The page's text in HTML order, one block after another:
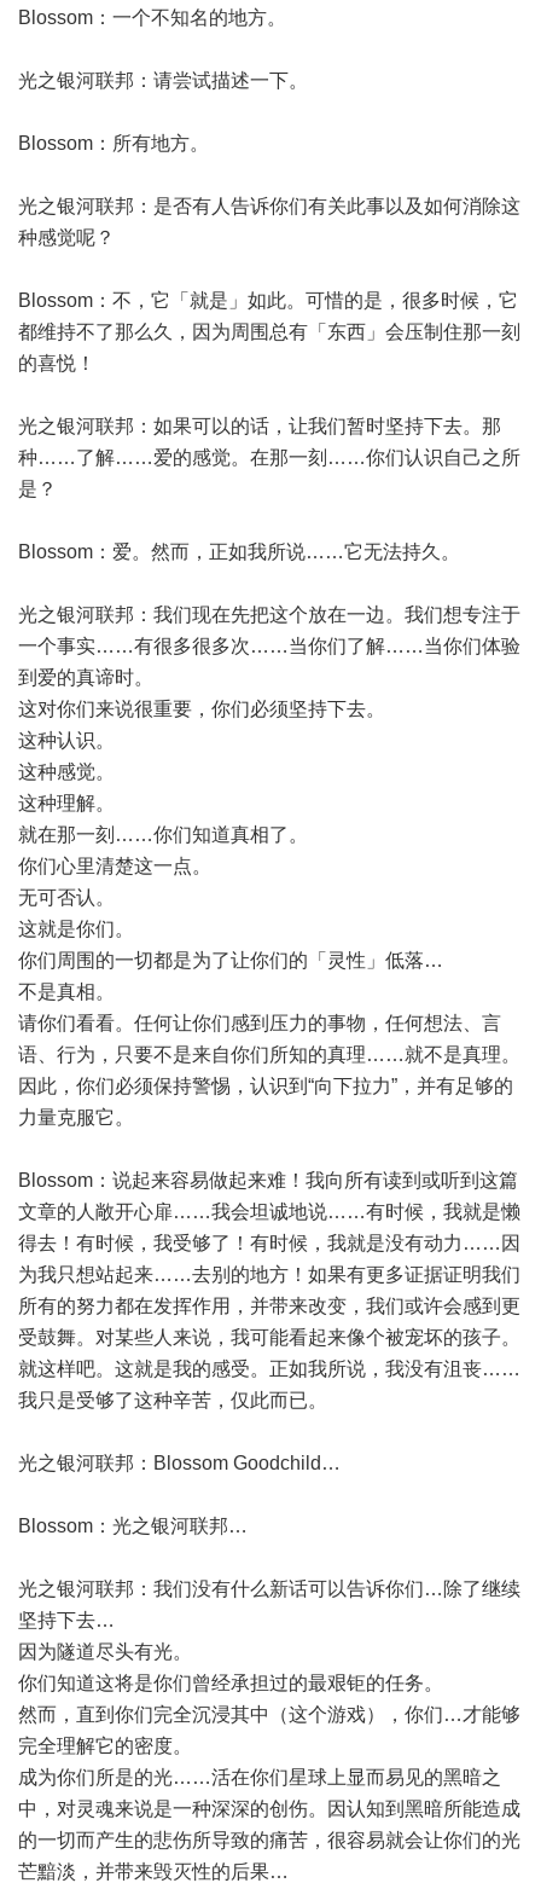
Blossom：一个不知名的地方。
光之银河联邦：请尝试描述一下。
Blossom：所有地方。
光之银河联邦：是否有人告诉你们有关此事以及如何消除这
种感觉呢？
Blossom：不，它「就是」如此。可惜的是，很多时候，它
都维持不了那么久，因为周围总有「东西」会压制住那一刻
的喜悦！
光之银河联邦：如果可以的话，让我们暂时坚持下去。那
种……了解……爱的感觉。在那一刻……你们认识自己之所
是？
Blossom：爱。然而，正如我所说……它无法持久。
光之银河联邦：我们现在先把这个放在一边。我们想专注于
一个事实……有很多很多次……当你们了解……当你们体验
到爱的真谛时。
这对你们来说很重要，你们必须坚持下去。
这种认识。
这种感觉。
这种理解。
就在那一刻……你们知道真相了。
你们心里清楚这一点。
无可否认。
这就是你们。
你们周围的一切都是为了让你们的「灵性」低落…
不是真相。
请你们看看。任何让你们感到压力的事物，任何想法、言
语、行为，只要不是来自你们所知的真理……就不是真理。
因此，你们必须保持警惕，认识到“向下拉力”，并有足够的
力量克服它。
Blossom：说起来容易做起来难！我向所有读到或听到这篇
文章的人敞开心扉……我会坦诚地说……有时候，我就是懒
得去！有时候，我受够了！有时候，我就是没有动力……因
为我只想站起来……去别的地方！如果有更多证据证明我们
所有的努力都在发挥作用，并带来改变，我们或许会感到更
受鼓舞。对某些人来说，我可能看起来像个被宠坏的孩子。
就这样吧。这就是我的感受。正如我所说，我没有沮丧……
我只是受够了这种辛苦，仅此而已。
光之银河联邦：Blossom Goodchild…
Blossom：光之银河联邦…
光之银河联邦：我们没有什么新话可以告诉你们…除了继续
坚持下去…
因为隧道尽头有光。
你们知道这将是你们曾经承担过的最艰钜的任务。
然而，直到你们完全沉浸其中（这个游戏），你们…才能够
完全理解它的密度。
成为你们所是的光……活在你们星球上显而易见的黑暗之
中，对灵魂来说是一种深深的创伤。因认知到黑暗所能造成
的一切而产生的悲伤所导致的痛苦，很容易就会让你们的光
芒黯淡，并带来毁灭性的后果…